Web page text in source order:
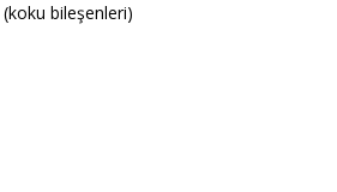
bileşenleri)